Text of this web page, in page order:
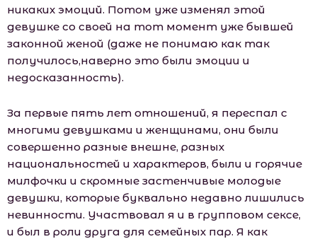
никаких эмоций. Потом уже изменял этой
девушке со своей на тот момент уже бывшей
законной женой (даже не понимаю как так
получилось,наверно это были эмоции и
недосказанность).
За первые пять лет отношений, я переспал с
многими девушками и женщинами, они были
совершенно разные внешне, разных
национальностей и характеров, были и горячие
милфочки и скромные застенчивые молодые
девушки, которые буквально недавно лишились
невинности. Участвовал я и в групповом сексе,
и был в роли друга для семейных пар. Я как